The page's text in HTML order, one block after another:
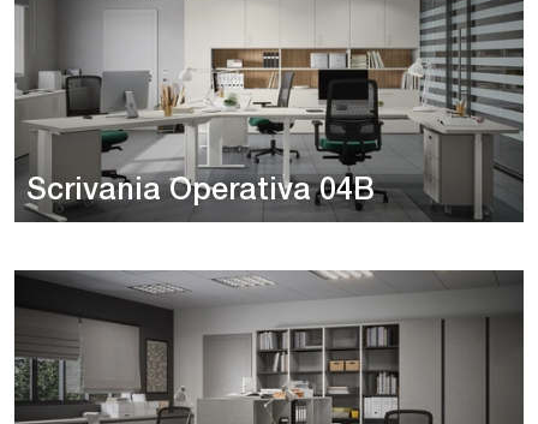
Scrivania Operativa 04B